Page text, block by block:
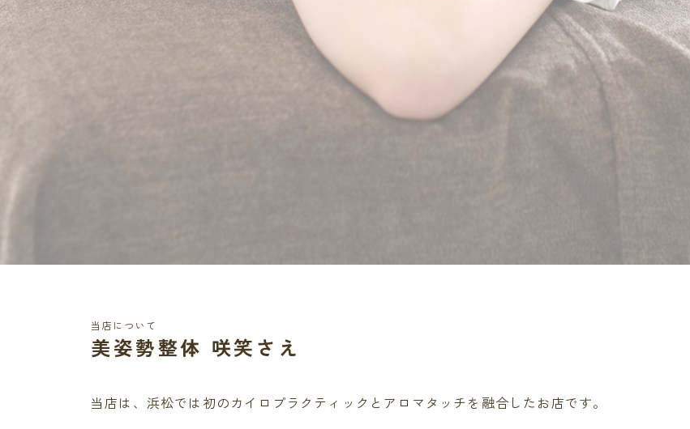
当店について
美姿勢整体 咲笑さえ
当店は、浜松では初のカイロプラクティックとアロマタッチを融合したお店です。